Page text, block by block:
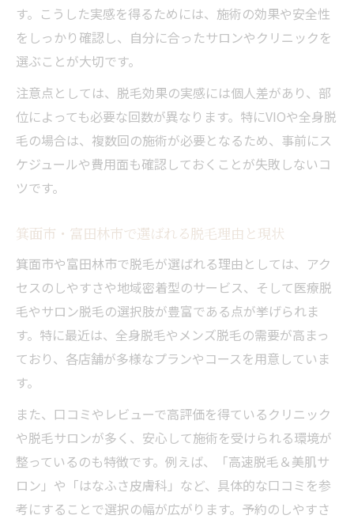
箕面市・富田林市女性が満足する脱毛選びの極
意
脱毛で理想を叶えるクリニック選びのコツ
女性目線で選ぶ脱毛の価値と満足度の高め
方
脱毛サロンとクリニックの比較で失敗しな
い方法
口コミから読み解く満足できる脱毛選びと
は
全身脱毛の費用実情と効果的な選択ポイント
全身脱毛の費用相場と失敗しない選び方
脱毛価値を高める全身プラン活用の工夫
全身脱毛の効果を最大化するポイント
全身脱毛で後悔しないための選択基準
医療脱毛を検討中なら知りたい価値の見極め方
医療脱毛の価値を見極めるチェックポイン
ト
す。こうした実感を得るためには、施術の効果や安全性
をしっかり確認し、自分に合ったサロンやクリニックを
選ぶことが大切です。
注意点としては、脱毛効果の実感には個人差があり、部
位によっても必要な回数が異なります。特にVIOや全身脱
毛の場合は、複数回の施術が必要となるため、事前にス
ケジュールや費用面も確認しておくことが失敗しないコ
ツです。
箕面市・富田林市で選ばれる脱毛理由と現状
箕面市や富田林市で脱毛が選ばれる理由としては、アク
セスのしやすさや地域密着型のサービス、そして医療脱
毛やサロン脱毛の選択肢が豊富である点が挙げられま
す。特に最近は、全身脱毛やメンズ脱毛の需要が高まっ
ており、各店舗が多様なプランやコースを用意していま
す。
また、口コミやレビューで高評価を得ているクリニック
や脱毛サロンが多く、安心して施術を受けられる環境が
整っているのも特徴です。例えば、「高速脱毛＆美肌サ
ロン」や「はなふさ皮膚科」など、具体的な口コミを参
考にすることで選択の幅が広がります。予約のしやすさ